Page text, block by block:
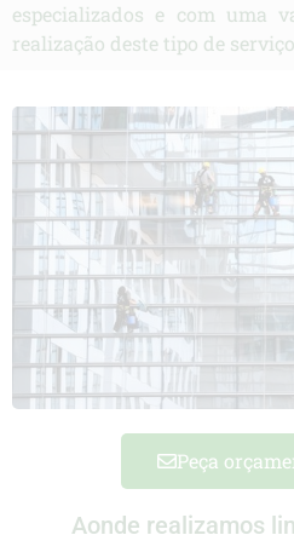
especializados e com uma
realização deste tipo de
Peça
Aonde realizamos